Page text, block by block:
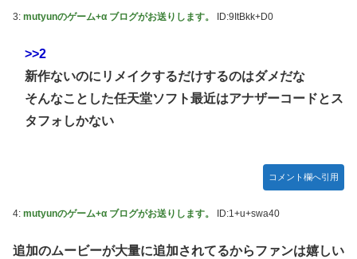
に！奇行にはちゃんと意味があった！
【ウマ娘】セイちゃんの攻撃力を見よ！！！
る存在になってしまう
【ウマ娘】（悲報）ナイスネイチャ、討ち取られる
月発売商品【発売スケジュール】
【悲報】AV女優さん、キモオタチー牛弱男どもの「おはよ
3: mutyunのゲーム+α ブログがお送りします。 ID:9ItBkk+D0
>>2
新作ないのにリメイクするだけするのはダメだな
そんなことした任天堂ソフト最近はアナザーコードとス
タフォしかない
コメント欄へ引用
4: mutyunのゲーム+α ブログがお送りします。 ID:1+u+swa40
追加のムービーが大量に追加されてるからファンは嬉しい